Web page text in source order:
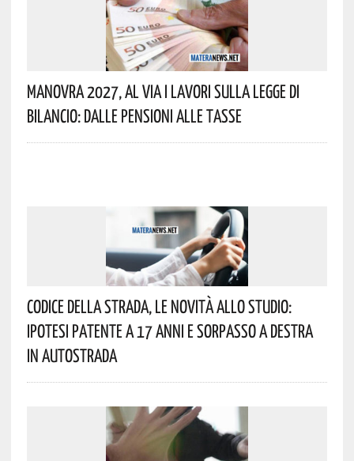
Manovra 2027, Al Via I Lavori Sulla Legge Di
Bilancio: Dalle Pensioni Alle Tasse
Codice Della Strada, Le Novità Allo Studio:
Ipotesi Patente A 17 Anni E Sorpasso A Destra
In Autostrada